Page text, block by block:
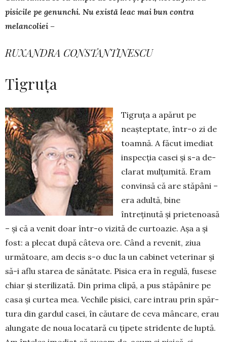
pisicile pe genunchi. Nu există leac mai bun contra
melancoliei –
RUXANDRA CONSTANTINESCU
Tigruța
Tigruța a apărut pe
neașteptate, într-o zi de
toam­nă. A făcut imediat
inspecția casei și s-a de­
clarat mulțumită. Eram
convinsă că are stăpâni –
era adultă, bine
întreținută și prietenoasă
– și că a venit doar într-o vizită de curtoazie. Așa a și
fost: a plecat după câteva ore. Când a revenit, ziua
următoare, am decis s-o duc la un cabinet veterinar și
să-i aflu sta­rea de sănătate. Pisica era în regulă, fusese
chiar și sterilizată. Din prima clipă, a pus stăpânire pe
casa și curtea mea. Vechile pisici, care intrau prin spăr­
tura din gardul casei, în căutare de ceva mân­care, erau
alungate de noua locatară cu țipete stri­dente de luptă.